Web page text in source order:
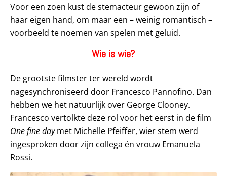
Voor een zoen kust de stemacteur gewoon zijn of
haar eigen hand, om maar een – weinig romantisch –
voorbeeld te noemen van spelen met geluid.
Wie is wie?
De grootste filmster ter wereld wordt
nagesynchroniseerd door Francesco Pannofino. Dan
hebben we het natuurlijk over George Clooney.
Francesco vertolkte deze rol voor het eerst in de film
One fine daymet Michelle Pfeiffer, wier stem werd
ingesproken door zijn collega én vrouw Emanuela
Rossi.